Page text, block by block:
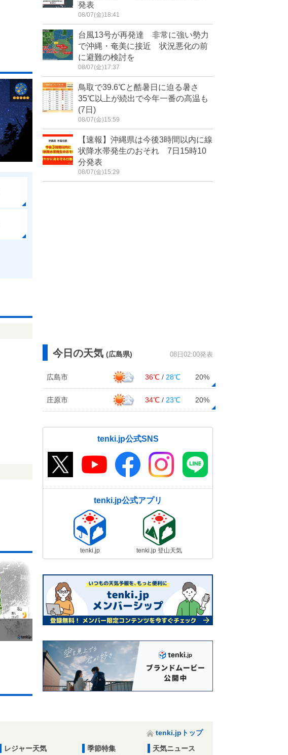
発表
08/07(金)18:41
台風13号が再発達 非常に強い勢力
で沖縄・奄美に接近 状況悪化の前
に避難の検討を
08/07(金)17:37
鳥取で39.6℃と酷暑日に迫る暑さ
35℃以上が続出で今年一番の高温も
(7日)
08/07(金)15:59
【速報】沖縄県は今後3時間以内に線
状降水帯発生のおそれ 7日15時10
分発表
08/07(金)15:29
今日の天気 (広島県) 08日02:00発表
広島市 36℃ / 28℃ 20%
庄原市 34℃ / 23℃ 20%
tenki.jp公式SNS
tenki.jp公式アプリ
tenki.jp tenki.jp 登山天気
tenki.jpトップ
レジャー天気
季節特集
天気ニュース